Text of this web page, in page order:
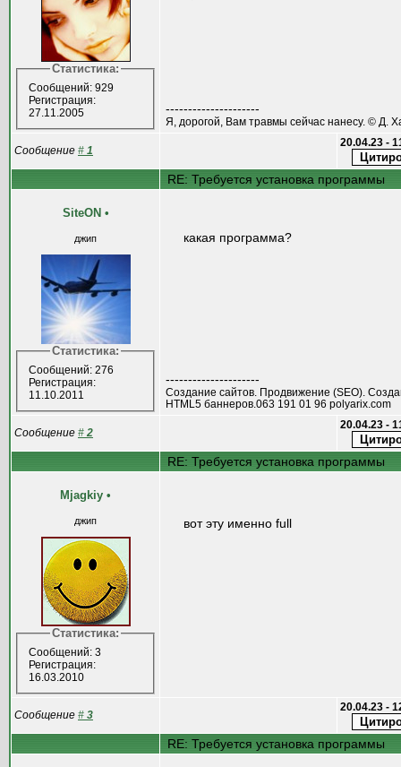
Статистика:
Сообщений: 929
Регистрация:
27.11.2005
---------------------
Я, дорогой, Вам травмы сейчас нанесу. © Д.
Сообщение # 1
20.04.23 -
RE: Требуется установка программы
SiteON •
джип
Статистика:
Сообщений: 276
Регистрация:
11.10.2011
какая программа?
---------------------
Создание сайтов. Продвижение (SEO).
HTML5 баннеров.063 191 01 96 polyarix.com
Сообщение # 2
20.04.23 -
RE: Требуется установка программы
Mjagkiy •
джип
Статистика:
Сообщений: 3
Регистрация:
16.03.2010
вот эту именно full
Сообщение # 3
20.04.23 -
RE: Требуется установка программы